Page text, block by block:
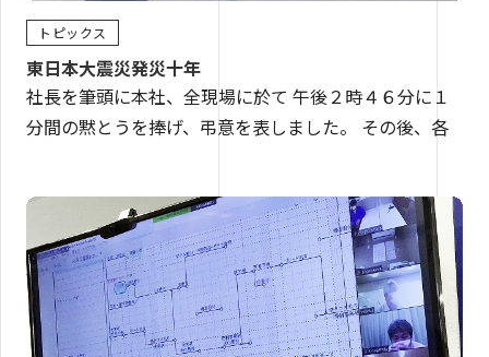
トピックス
東日本大震災発災十年
社長を筆頭に本社、全現場に於て 午後２時４６分に１
分間の黙とうを捧げ、弔意を表しました。 その後、各